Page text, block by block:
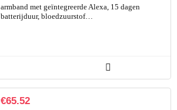
armband met geïntegreerde Alexa, 15 dagen
batterijduur, bloedzuurstof…
€65.52